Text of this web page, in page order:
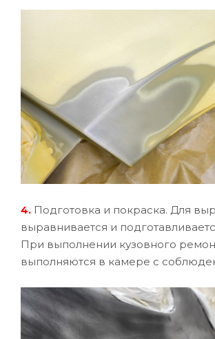
4. Подготовка и покраска. Для
выравнивается и
При выполнении кузовного
выполняются в камере с